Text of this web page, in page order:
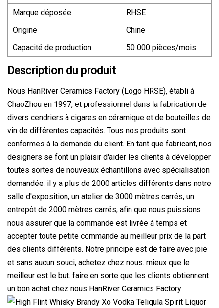
Marque déposée
RHSE
Origine
Chine
Capacité de production
50 000 pièces/mois
Description du produit
Nous HanRiver Ceramics Factory (Logo HRSE), établi à
ChaoZhou en 1997, et professionnel dans la fabrication de
divers cendriers à cigares en céramique et de bouteilles de
vin de différentes capacités. Tous nos produits sont
conformes à la demande du client. En tant que fabricant, nos
designers se font un plaisir d'aider les clients à développer
toutes sortes de nouveaux échantillons avec spécialisation
demandée. il y a plus de 2000 articles différents dans notre
salle d'exposition, un atelier de 3000 mètres carrés, un
entrepôt de 2000 mètres carrés, afin que nous puissions
nous assurer que la commande est livrée à temps et
accepter toute petite commande au meilleur prix de la part
des clients différents. Notre principe est de faire avec joie
et sans aucun souci, achetez chez nous. mieux que le
meilleur est le but. faire en sorte que les clients obtiennent
un bon achat chez nous HanRiver Ceramics Factory